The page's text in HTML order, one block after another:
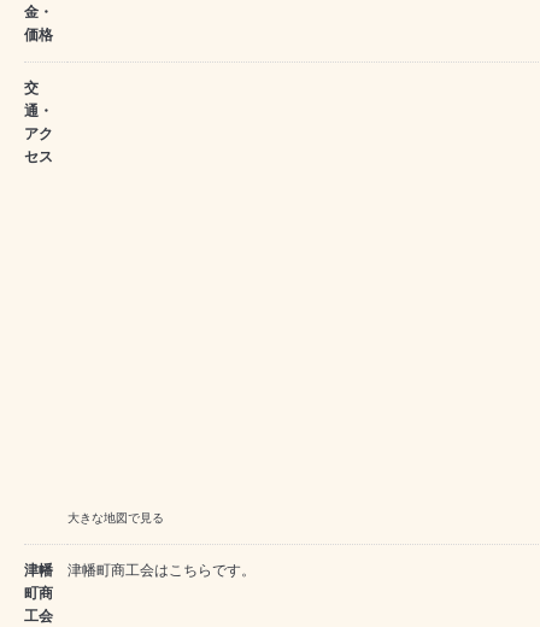
金・
価格
交
通・
アク
セス
大きな地図で見る
津幡
町商
工会
津幡町商工会はこちらです。